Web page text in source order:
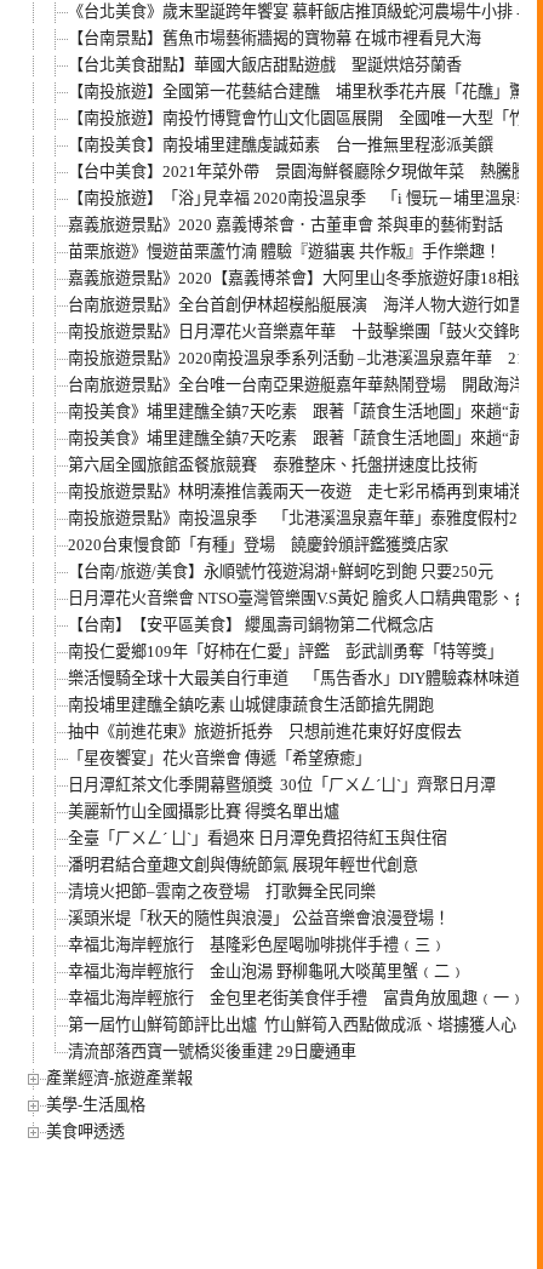
《台北美食》歲末聖誕跨年饗宴 慕軒飯店推頂級蛇河農場牛小排 早
【台南景點】舊魚市場藝術牆揭的寶物幕 在城市裡看見大海
【台北美食甜點】華國大飯店甜點遊戲 聖誕烘焙芬蘭香
【南投旅遊】全國第一花藝結合建醮 埔里秋季花卉展「花醮」驚
【南投旅遊】南投竹博覽會竹山文化園區展開 全國唯一大型「竹
【南投美食】南投埔里建醮虔誠茹素 台一推無里程澎派美饌
【台中美食】2021年菜外帶 景園海鮮餐廳除夕現做年菜 熱騰騰
【南投旅遊】「浴｣見幸福 2020南投溫泉季 「i 慢玩－埔里溫泉季
嘉義旅遊景點》2020 嘉義博茶會．古董車會 茶與車的藝術對話
苗栗旅遊》慢遊苗栗蘆竹湳 體驗『遊貓裏 共作粄』手作樂趣！
嘉義旅遊景點》2020【嘉義博茶會】大阿里山冬季旅遊好康18相
台南旅遊景點》全台首創伊林超模船艇展演 海洋人物大遊行如置
南投旅遊景點》日月潭花火音樂嘉年華 十鼓擊樂團「鼓火交鋒映
南投旅遊景點》2020南投溫泉季系列活動 –北港溪溫泉嘉年華 21
台南旅遊景點》全台唯一台南亞果遊艇嘉年華熱鬧登場 開啟海洋
南投美食》埔里建醮全鎮7天吃素 跟著「蔬食生活地圖」來趟“蔬食
南投美食》埔里建醮全鎮7天吃素 跟著「蔬食生活地圖」來趟“蔬食
第六屆全國旅館盃餐旅競賽 泰雅整床、托盤拼速度比技術
南投旅遊景點》林明溱推信義兩天一夜遊 走七彩吊橋再到東埔泡湯
南投旅遊景點》南投溫泉季 「北港溪溫泉嘉年華」泰雅度假村21
2020台東慢食節「有種」登場 饒慶鈴頒評鑑獲獎店家
【台南/旅遊/美食】永順號竹筏遊潟湖+鮮蚵吃到飽 只要250元
日月潭花火音樂會 NTSO臺灣管樂團V.S黃妃 膾炙人口精典電影、台
【台南】【安平區美食】 纓風壽司鍋物第二代概念店
南投仁愛鄉109年「好柿在仁愛」評鑑 彭武訓勇奪「特等獎」
樂活慢騎全球十大最美自行車道 「馬告香水」DIY體驗森林味道
南投埔里建醮全鎮吃素 山城健康蔬食生活節搶先開跑
抽中《前進花東》旅遊折抵券 只想前進花東好好度假去
「星夜饗宴」花火音樂會 傳遞「希望療癒」
日月潭紅茶文化季開幕暨頒獎 30位「ㄏㄨㄥˊㄩˋ」齊聚日月潭
美麗新竹山全國攝影比賽 得獎名單出爐
全臺「ㄏㄨㄥˊ ㄩˋ」看過來 日月潭免費招待紅玉與住宿
潘明君結合童趣文創與傳統節氣 展現年輕世代創意
清境火把節–雲南之夜登場 打歌舞全民同樂
溪頭米堤「秋天的隨性與浪漫」 公益音樂會浪漫登場！
幸福北海岸輕旅行 基隆彩色屋喝咖啡挑伴手禮﹙三﹚
幸福北海岸輕旅行 金山泡湯 野柳龜吼大啖萬里蟹﹙二﹚
幸福北海岸輕旅行 金包里老街美食伴手禮 富貴角放風趣﹙一﹚
第一屆竹山鮮筍節評比出爐 竹山鮮筍入西點做成派、塔擄獲人心
清流部落西寶一號橋災後重建 29日慶通車
產業經濟-旅遊產業報
美學-生活風格
美食呷透透